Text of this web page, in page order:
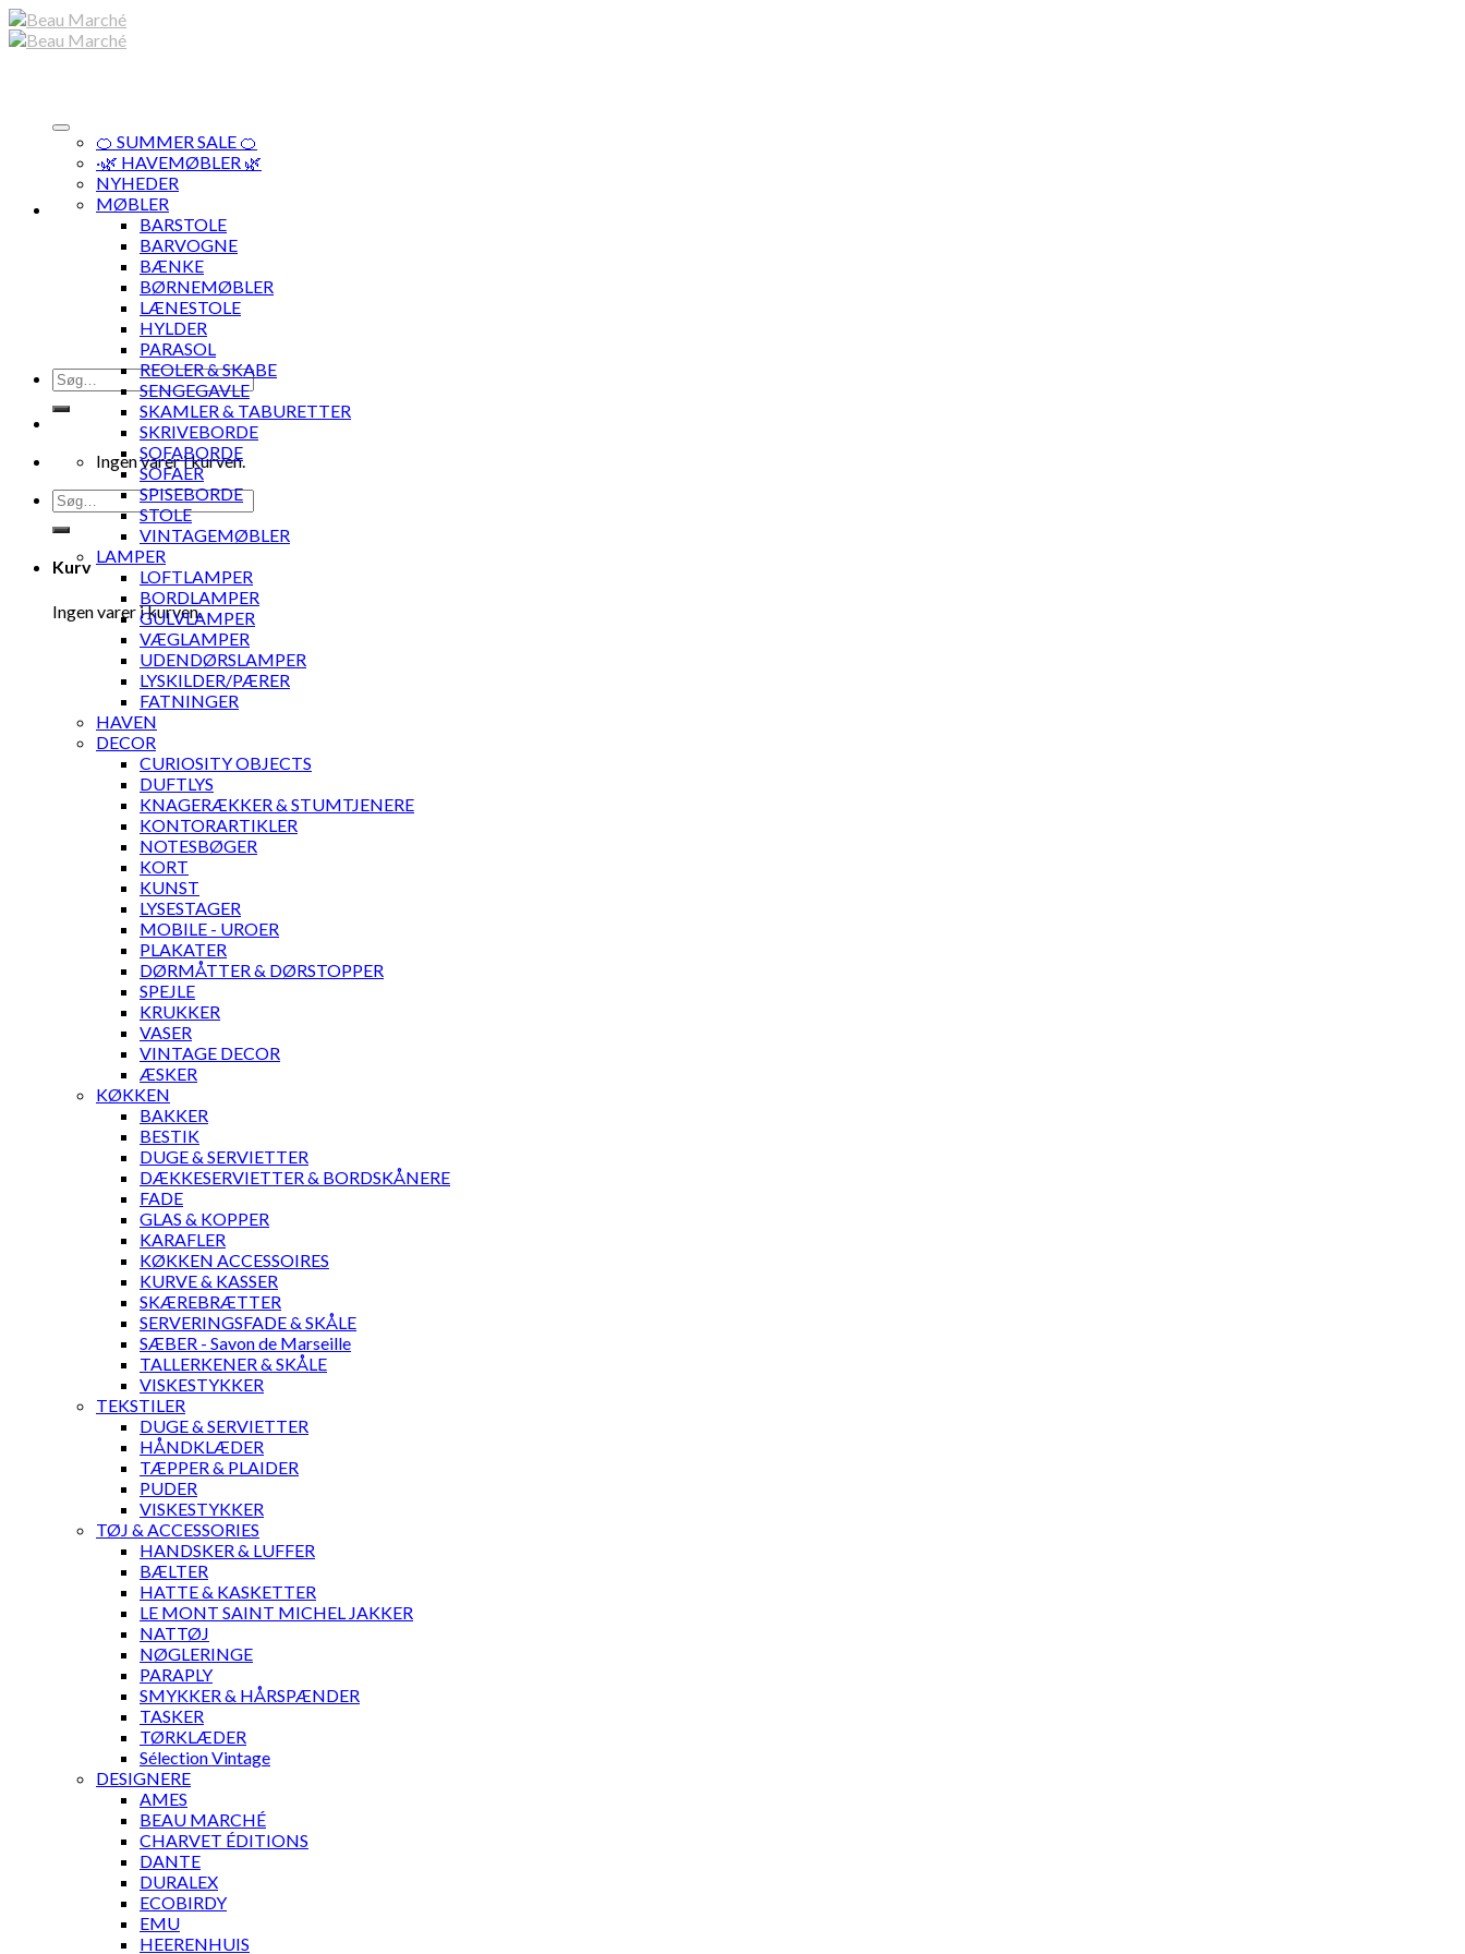
Skip
to
Søg
efter:
Ingen varer i kurven.
Søg
efter:
Kurv
Ingen varer i kurven.
🍊 SUMMER SALE 🍊
·🌿 HAVEMØBLER 🌿
NYHEDER
MØBLER
BARSTOLE
BARVOGNE
BÆNKE
BØRNEMØBLER
LÆNESTOLE
HYLDER
PARASOL
REOLER & SKABE
SENGEGAVLE
SKAMLER & TABURETTER
SKRIVEBORDE
SOFABORDE
SOFAER
SPISEBORDE
STOLE
VINTAGEMØBLER
LAMPER
LOFTLAMPER
BORDLAMPER
GULVLAMPER
VÆGLAMPER
UDENDØRSLAMPER
LYSKILDER/PÆRER
FATNINGER
HAVEN
DECOR
CURIOSITY OBJECTS
DUFTLYS
KNAGERÆKKER & STUMTJENERE
KONTORARTIKLER
NOTESBØGER
KORT
KUNST
LYSESTAGER
MOBILE - UROER
PLAKATER
DØRMÅTTER & DØRSTOPPER
SPEJLE
KRUKKER
VASER
VINTAGE DECOR
ÆSKER
KØKKEN
BAKKER
BESTIK
DUGE & SERVIETTER
DÆKKESERVIETTER & BORDSKÅNERE
FADE
GLAS & KOPPER
KARAFLER
KØKKEN ACCESSOIRES
KURVE & KASSER
SKÆREBRÆTTER
SERVERINGSFADE & SKÅLE
SÆBER - Savon de Marseille
TALLERKENER & SKÅLE
VISKESTYKKER
TEKSTILER
DUGE & SERVIETTER
HÅNDKLÆDER
TÆPPER & PLAIDER
PUDER
VISKESTYKKER
TØJ & ACCESSORIES
HANDSKER & LUFFER
BÆLTER
HATTE & KASKETTER
LE MONT SAINT MICHEL JAKKER
NATTØJ
NØGLERINGE
PARAPLY
SMYKKER & HÅRSPÆNDER
TASKER
TØRKLÆDER
Sélection Vintage
DESIGNERE
AMES
BEAU MARCHÉ
CHARVET ÉDITIONS
DANTE
DURALEX
ECOBIRDY
EMU
HEERENHUIS